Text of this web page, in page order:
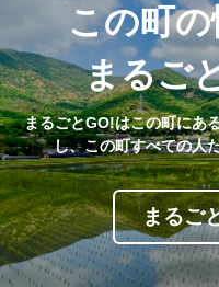
この町
まるご
まるごとGO!はこの町にあ
し、この町すべての人
まるご